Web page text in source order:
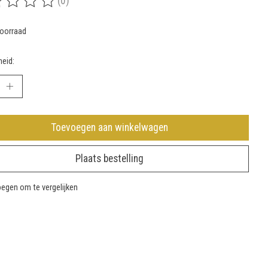
van dit product is
Toevoegen aan winkelwagen
Plaats bestelling
om te vergelijken